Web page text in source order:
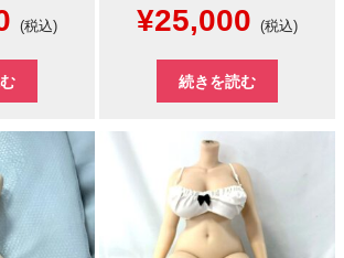
現
在
の
価
格
は
(税込)
元
の
価
は
¥40,000
¥25,000 現
在
の
格
は
(税込)
続きを読む